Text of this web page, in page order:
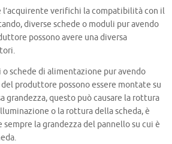
l’acquirente verifichi la compatibilità con il
diverse schede o moduli pur avendo
possono avere una diversa
schede di alimentazione pur avendo
produttore possono essere montate su
grandezza, questo può causare la rottura
o la rottura della scheda, è
la grandezza del pannello su cui è